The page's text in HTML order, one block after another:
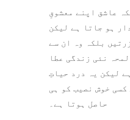
عاشق اپنے معشوقِ
ہو جاتا ہے لیکن
بلکہ وہ ان سے
نئی زندگی عطا
لیکن یہ درد حیاتِ
خوش نصیب کو ہی
حاصل ہوتا ہے۔